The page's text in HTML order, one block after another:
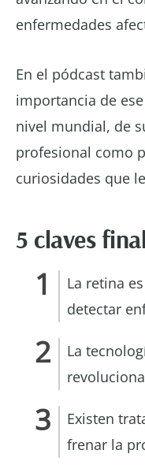
enfermedades
En el pódcast
importancia de
nivel mundial, de
profesional como
curiosidades que
5 claves
La retina
detectar
La
Existen
frenar la